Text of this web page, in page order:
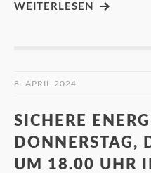
WEITERLESEN
8. APRIL 2024
SICHERE
DONNERSTAG,
UM 18.00 UHR